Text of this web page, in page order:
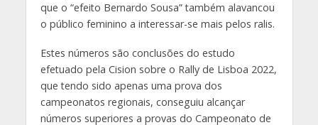
que o “efeito Bernardo Sousa” também alavancou
o público feminino a interessar-se mais pelos ralis.
Estes números são conclusões do estudo
efetuado pela Cision sobre o Rally de Lisboa 2022,
que tendo sido apenas uma prova dos
campeonatos regionais, conseguiu alcançar
números superiores a provas do Campeonato de